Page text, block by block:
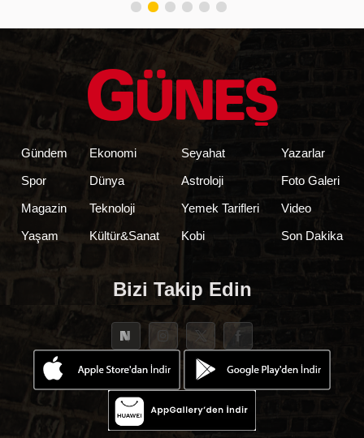
Gündem
Spor
Magazin
Yaşam
Ekonomi
Dünya
Teknoloji
Kültür&Sanat
Seyahat
Astroloji
Yemek Tarifleri
Kobi
Yazarlar
Foto Galeri
Video
Son Dakika
Bizi Takip Edin